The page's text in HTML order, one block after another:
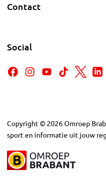
Contact
Social
Copyright © 2026Omroep
sport en informatie uit jouw